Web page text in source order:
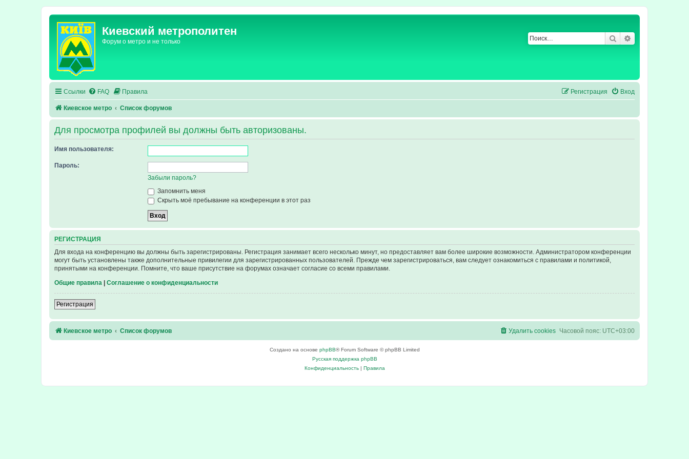
Киевский метрополитен
Форум о метро и не только Поиск
Ссылки FAQ Правила Вход
Регистрация
Киевское метро Список форумов
Для просмотра профилей вы должны быть авторизованы.
Имя пользователя:
Пароль:
Забыли пароль?
Запомнить меня
Скрыть моё пребывание на конференции в этот раз
РЕГИСТРАЦИЯ
Для входа на конференцию вы должны быть зарегистрированы. Регистрация занимает всего несколько минут, но предоставляет вам более широкие возможности. Администратором конференции
могут быть установлены также дополнительные привилегии для зарегистрированных пользователей. Прежде чем зарегистрироваться, вам следует ознакомиться с правилами и политикой,
принятыми на конференции. Помните, что ваше присутствие на форумах означает согласие со всеми правилами.
Общие правила Соглашение о конфиденциальности
Регистрация
Киевское метро Список форумов Часовой пояс: UTC+03:00
Удалить cookies
Создано на основе phpBB® Forum Software © phpBB Limited
Русская поддержка phpBB
Конфиденциальность| Правила